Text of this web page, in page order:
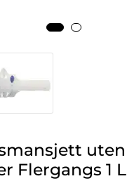
uten
Flergangs 1 L